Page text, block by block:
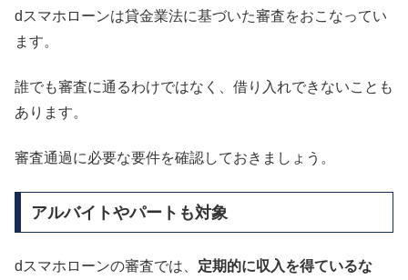
dスマホローンは貸金業法に基づいた審査をおこなってい
ます。
誰でも審査に通るわけではなく、借り入れできないことも
あります。
審査通過に必要な要件を確認しておきましょう。
アルバイトやパートも対象
dスマホローンの審査では、 定期的に収入を得ているな